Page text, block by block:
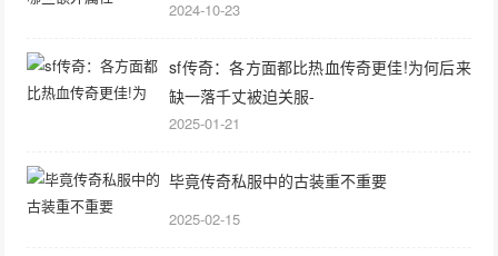
2024-10-23
sf传奇：各方面都比热血传奇更佳!为何后来
缺一落千丈被迫关服-
2025-01-21
毕竟传奇私服中的古装重不重要
2025-02-15